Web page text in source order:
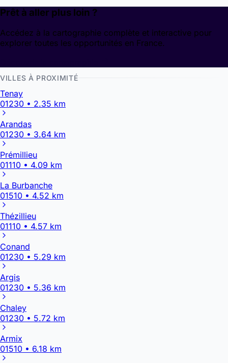
Prêt à aller plus loin ?
Accédez à la cartographie complète et interactive pour
explorer toutes les opportunités en France.
VILLES À PROXIMITÉ
Tenay
01230 • 2.35 km
Arandas
01230 • 3.64 km
Prémillieu
01110 • 4.09 km
La Burbanche
01510 • 4.52 km
Thézillieu
01110 • 4.57 km
Conand
01230 • 5.29 km
Argis
01230 • 5.36 km
Chaley
01230 • 5.72 km
Armix
01510 • 6.18 km